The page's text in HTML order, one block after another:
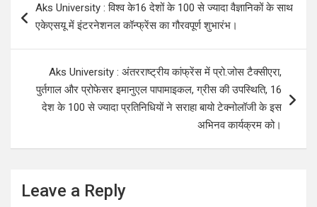
navigation
Aks University : विश्व के16 देशों के 100 से ज्यादा वैज्ञानिकों के साथ
एकेएसयू में इंटरनेशनल कॉन्फ्रेंस का गौरवपूर्ण शुभारंभ।
Aks University : अंतरराष्ट्रीय कांफ्रेंस में प्रो.जोस टैक्सीएरा,
पुर्तगाल और प्रोफेसर इमानुएल पापामाइकल, ग्रीस की उपस्थिति, 16
देश के 100 से ज्यादा प्रतिनिधियों ने सराहा बायो टेक्नोलॉजी के इस
अभिनव कार्यक्रम को।
Leave a Reply